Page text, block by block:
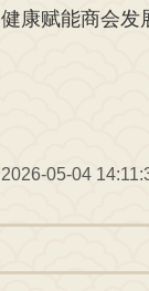
健康赋能商会
2026-05-04